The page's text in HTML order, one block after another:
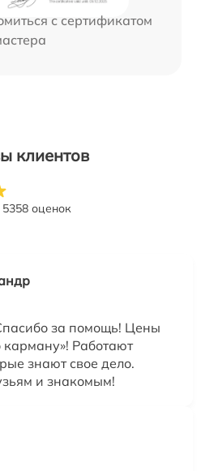
с сертификатом
клиентов
5358 оценок
за помощь! Цены
Работают
знают свое дело.
и знакомым!